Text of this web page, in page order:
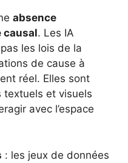
absence
causal. Les IA
les lois de la
de cause à
réel. Elles sont
textuels et visuels
avec l’espace
: les jeux de données